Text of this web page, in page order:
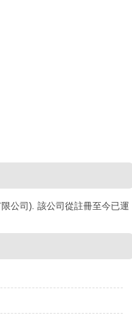
公司). 該公司從註冊至今已運